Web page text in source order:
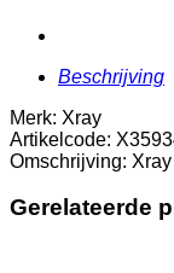
35ML
Beschrijving
Merk: Xray
Artikelcode:
Omschrijving:
Gerelateerde